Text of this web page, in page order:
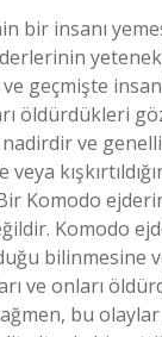
bir insanı
geçmişte
öldürdükleri
ve
Komodo
Komodo
bilinmesine
ve onları
bu